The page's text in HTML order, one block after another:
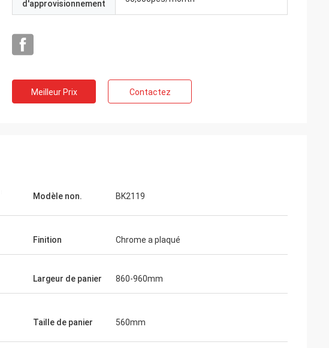
Ana
d'approvisionnement
Meilleur Prix Contactez
Modèle non. BK2119
Finition Chrome a plaqué
Largeur de panier 860-960mm
Taille de panier 560mm